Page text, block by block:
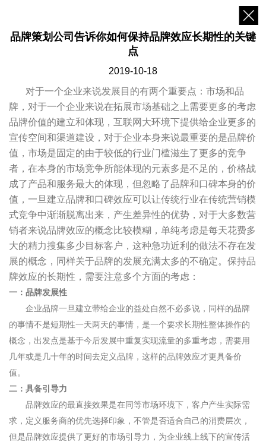
品牌策划公司告诉你如何保持品牌效应长期性的关键
点
2019-10-18
对于一个企业来说发展目的有两个重要点：市场和品
牌，对于一个企业来说在拓展市场基础之上需要更多的考虑
品牌价值的建立和体现，互联网大环境下提供给企业更多的
宣传空间和渠道建设，对于企业本身来说最重要的是品牌价
值，市场是固定的由于较低的行业门槛滋生了更多的竞争
者，在本身的市场竞争所能体现的元素多是不足的，价格战
成了产品和服务最大的体现，但忽略了品牌和口碑本身的价
值，一旦建立品牌和口碑效应可以让传统行业在传统营销模
式竞争中渐渐脱离出来，产生差异性的优势，对于大多数营
销者来说品牌效应的概念比较模糊，单纯考虑是每天花费多
大的精力搜集多少目标客户，这种急功近利的做法不存在发
展的概念，同样关于品牌的发展充满太多的不确定。保持品
牌效应的长期性，需要注意多个方面的考虑：
一：品牌发展性
企业品牌一旦建立带给企业的益处自然不必多说，同样的品牌
的事情不是短期性一天两天的事情，是一个要求长期性整体操作的
概念，出发点是基于今后发展中重复实现流量的多重考虑，需要用
几年或是几十年的时间去定义品牌，这样的品牌效应才更具备价
值。
二： 具备引导力
品牌效应的最直接效果是在同等市场环境下，客户产生实际需
求，定义服务商的优先选择印象，不管是否适合自己的消费层次，
但是品牌效应提供了更好的市场引导力，为企业线上线下的宣传活